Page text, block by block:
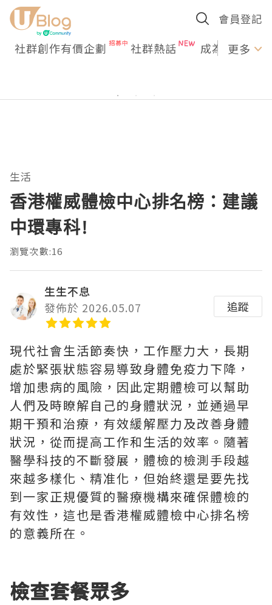
會員登記
社群創作有價企劃 社群熱話 成為U更多
生活
香港權威體檢中心排名榜：建議
中環專科!
瀏覽次數:16
生生不息
發佈於 2026.05.07
追蹤
現代社會生活節奏快，工作壓力大，長期
處於緊張狀態容易導致身體免疫力下降，
增加患病的風險，因此定期體檢可以幫助
人們及時瞭解自己的身體狀況，並通過早
期干預和治療，有效緩解壓力及改善身體
狀況，從而提高工作和生活的效率。隨著
醫學科技的不斷發展，體檢的檢測手段越
來越多樣化、精准化，但始終還是要先找
到一家正規優質的醫療機構來確保體檢的
有效性，這也是香港權威體檢中心排名榜
的意義所在。
檢查套餐眾多